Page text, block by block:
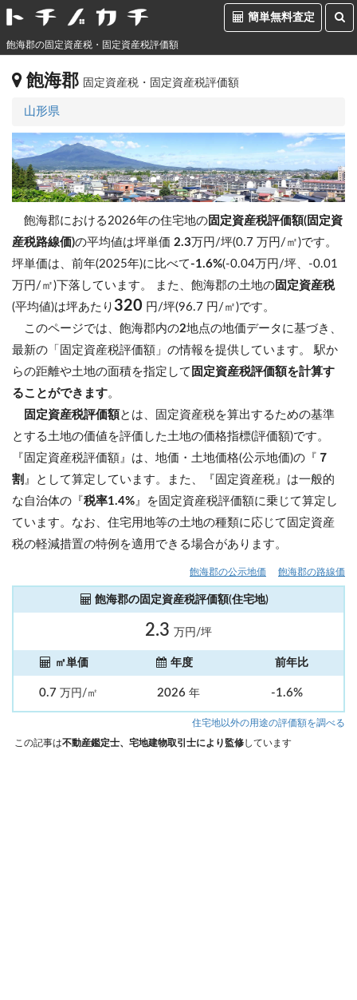
簡単無料査定
飽海郡の固定資産税・固定資産税評価額
飽海郡 固定資産税・固定資産税評価額
山形県
飽海郡における2026年の住宅地の 固定資産税評価額(固定資
産税路線価)の平均値は坪単価 2.3万円/坪(0.7 万円/㎡)です。
坪単価は、前年(2025年)に比べて-1.6%(-0.04万円/坪、-0.01
万円/㎡)下落しています。
また、飽海郡の土地の 固定資産税
(平均値)は坪あたり 320 円/坪(96.7 円/㎡)です。
このページでは、飽海郡内の2地点の地価データに基づき、
最新の「固定資産税評価額」の情報を提供しています。 駅か
らの距離や土地の面積を指定して 固定資産税評価額を計算す
ることができます。
固定資産税評価額とは、固定資産税を算出するための基準
とする土地の価値を評価した土地の価格指標(評価額)です。
『固定資産税評価額』は、地価・土地価格(公示地価)の『 ７
割 』として算定しています。また、『固定資産税』は一般的
な自治体の『税率1.4% 』を固定資産税評価額に乗じて算定し
ています。なお、住宅用地等の土地の種類に応じて固定資産
税の軽減措置の特例を適用できる場合があります。
飽海郡の公示地価 飽海郡の路線価
飽海郡の固定資産税評価額(住宅地)
2.3 万円/坪
㎡単価 年度 前年比
0.7 万円/㎡ 2026 年 -1.6%
住宅地以外の用途の評価額を調べる
この記事は不動産鑑定士、宅地建物取引士により監修しています